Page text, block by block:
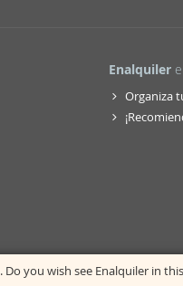
Enalquiler
Organiza
. Do you wish see Enalquiler in